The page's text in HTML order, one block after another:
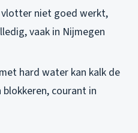
vlotter niet goed werkt,
vaak in Nijmegen
hard water kan kalk de
courant in